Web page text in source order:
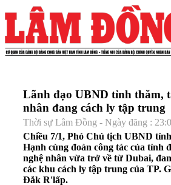
Lãnh đạo UBND tỉnh thăm,
nhân đang cách ly tập trung
Thời sự Lâm Đồng - Ngày đăng :
Chiều 7/1, Phó Chủ tịch UBND
Hạnh cùng đoàn công tác của tỉnh
nghệ nhân vừa trở về từ Dubai,
các khu cách ly tập trung của TP.
Đắk R'lấp.